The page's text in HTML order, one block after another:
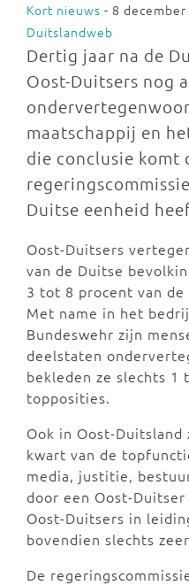
Kort nieuws - 8
Duitslandweb
Dertig jaar na de
Oost-Duitsers nog
maatschappij en
die conclusie komt
Duitse eenheid
Oost-Duitsers
van de Duitse
3 tot 8 procent van
Met name in het
Bundeswehr zijn
deelstaten
bekleden ze slechts 1
topposities.
Ook in Oost-
kwart van de
media, justitie,
door een Oost-
Oost-Duitsers in
bovendien slechts
De